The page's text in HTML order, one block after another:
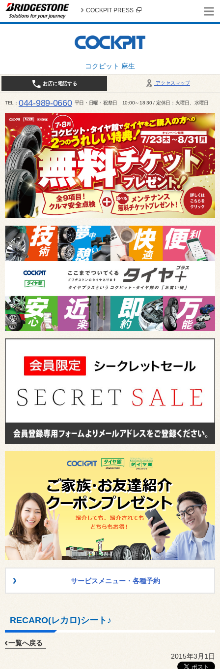
コクピット 麻生
COCKPIT PRESS
アクセスマップ
お店に電話する
TEL 044-989-0660 平日・日曜・祝祭日 10:00～18:30 / 定休日：火曜日、水曜日
サービスメニュー・各種予約
RECARO(レカロ)シート♪
一覧へ戻る
2015年3月1日